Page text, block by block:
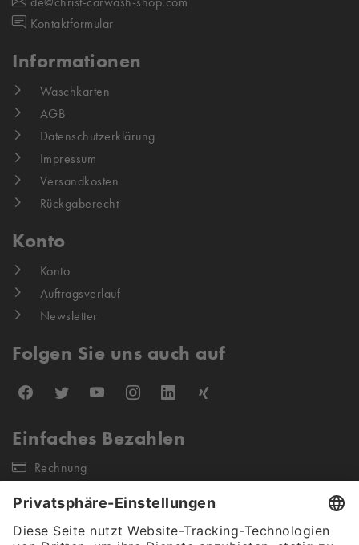
Kontaktformular
Informationen
Waschkarten
AGB
Datenschutzerklärung
Impressum
Versandkosten
Rückgaberecht
Konto
Konto
Auftragsverlauf
Newsletter
Folgen Sie uns auch auf
Einfaches Bezahlen
Rechnung
Unsere Versandpartner